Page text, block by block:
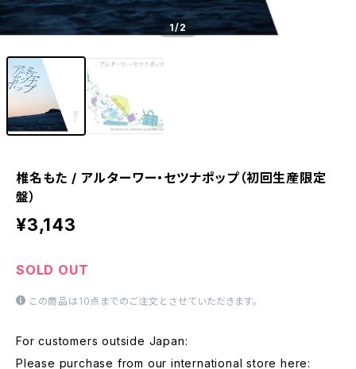
1/2
椎名もた / アルターワー・セツナポップ（初回生産限定
盤）
¥3,143
SOLD OUT
この商品は10点までのご注文とさせていただきます。
For customers outside Japan:
Please purchase from our international store here: